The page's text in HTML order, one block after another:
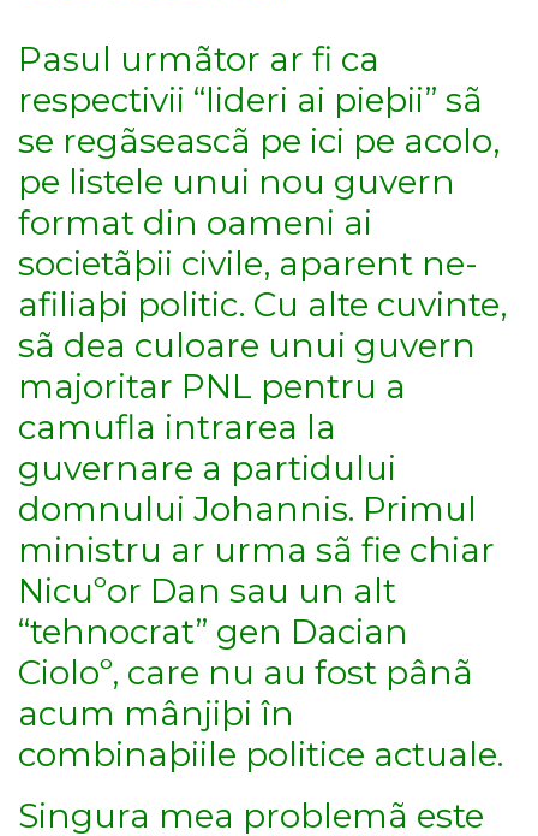
Pasul urmãtor ar fi ca
respectivii “lideri ai pieþii” sã
se regãseascã pe ici pe acolo,
pe listele unui nou guvern
format din oameni ai
societãþii civile, aparent ne-
afiliaþi politic. Cu alte cuvinte,
sã dea culoare unui guvern
majoritar PNL pentru a
camufla intrarea la
guvernare a partidului
domnului Johannis. Primul
ministru ar urma sã fie chiar
Nicuºor Dan sau un alt
“tehnocrat” gen Dacian
Cioloº, care nu au fost pânã
acum mânjiþi în
combinaþiile politice actuale.
Singura mea problemã este